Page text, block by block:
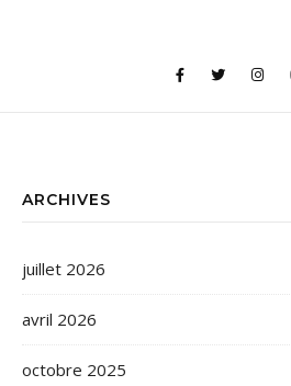
ARCHIVES
juillet 2026
avril 2026
octobre 2025